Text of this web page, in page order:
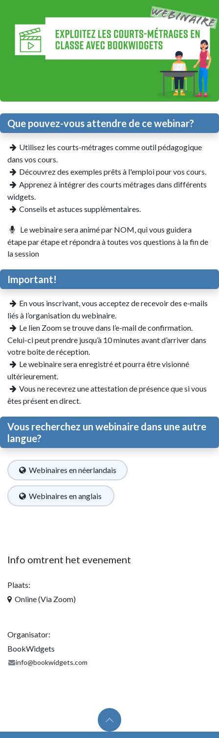
Que pouvez-vous attendre de ce webinar?
Utilisez les courts-métrages comme outil pédagogique
dans vos cours.
Découvrez des exemples prêts à l'emploi pour vos cours.
Apprenez à intégrer des courts métrages dans différents
widgets.
Conseils et astuces supplémentaires.
Le webinaire sera animé par NOM, qui vous guidera
étape par étape et répondra à toutes vos questions à la fin de
la session
Important!
En vous inscrivant, vous acceptez de recevoir des e-mails
liés à l’organisation du webinaire.
Le lien Zoom se trouve dans l’e-mail de confirmation.
Celui-ci peut prendre jusqu’à 10 minutes avant d’arriver dans
votre boîte de réception.
Le webinaire sera enregistré et pourra être visionné
ultérieurement.
Vous ne recevrez une attestation de présence que si vous
êtes présent en direct.
Vous recherchez un webinaire dans une autre
langue?
Webinaires en néerlandais
Webinaires en anglais ​​​​​​​​​​
Info omtrent het evenement
Plaats:
Online (Via Zoom)
Organisator:
BookWidgets
info@bookwidgets.com